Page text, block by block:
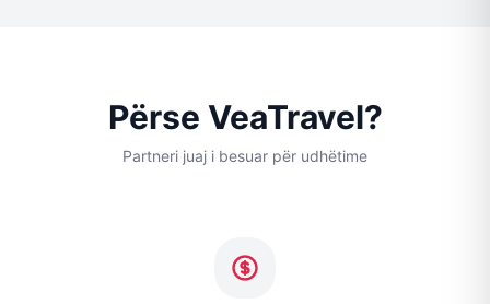
Përse VeaTravel?
Partneri juaj i besuar për udhëtime